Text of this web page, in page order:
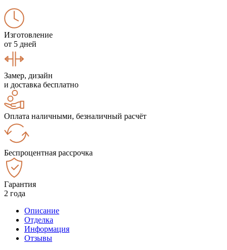
Изготовление
от 5 дней
Замер, дизайн
и доставка бесплатно
Оплата наличными, безналичный расчёт
Беспроцентная рассрочка
Гарантия
2 года
Описание
Отделка
Информация
Отзывы